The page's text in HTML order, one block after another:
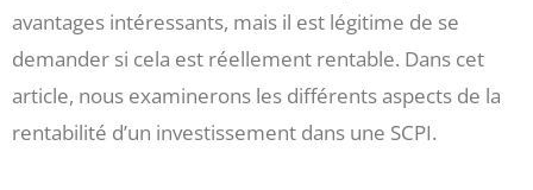
avantages intéressants, mais il est légitime de se
demander si cela est réellement rentable. Dans cet
article, nous examinerons les différents aspects de la
rentabilité d’un investissement dans une SCPI.